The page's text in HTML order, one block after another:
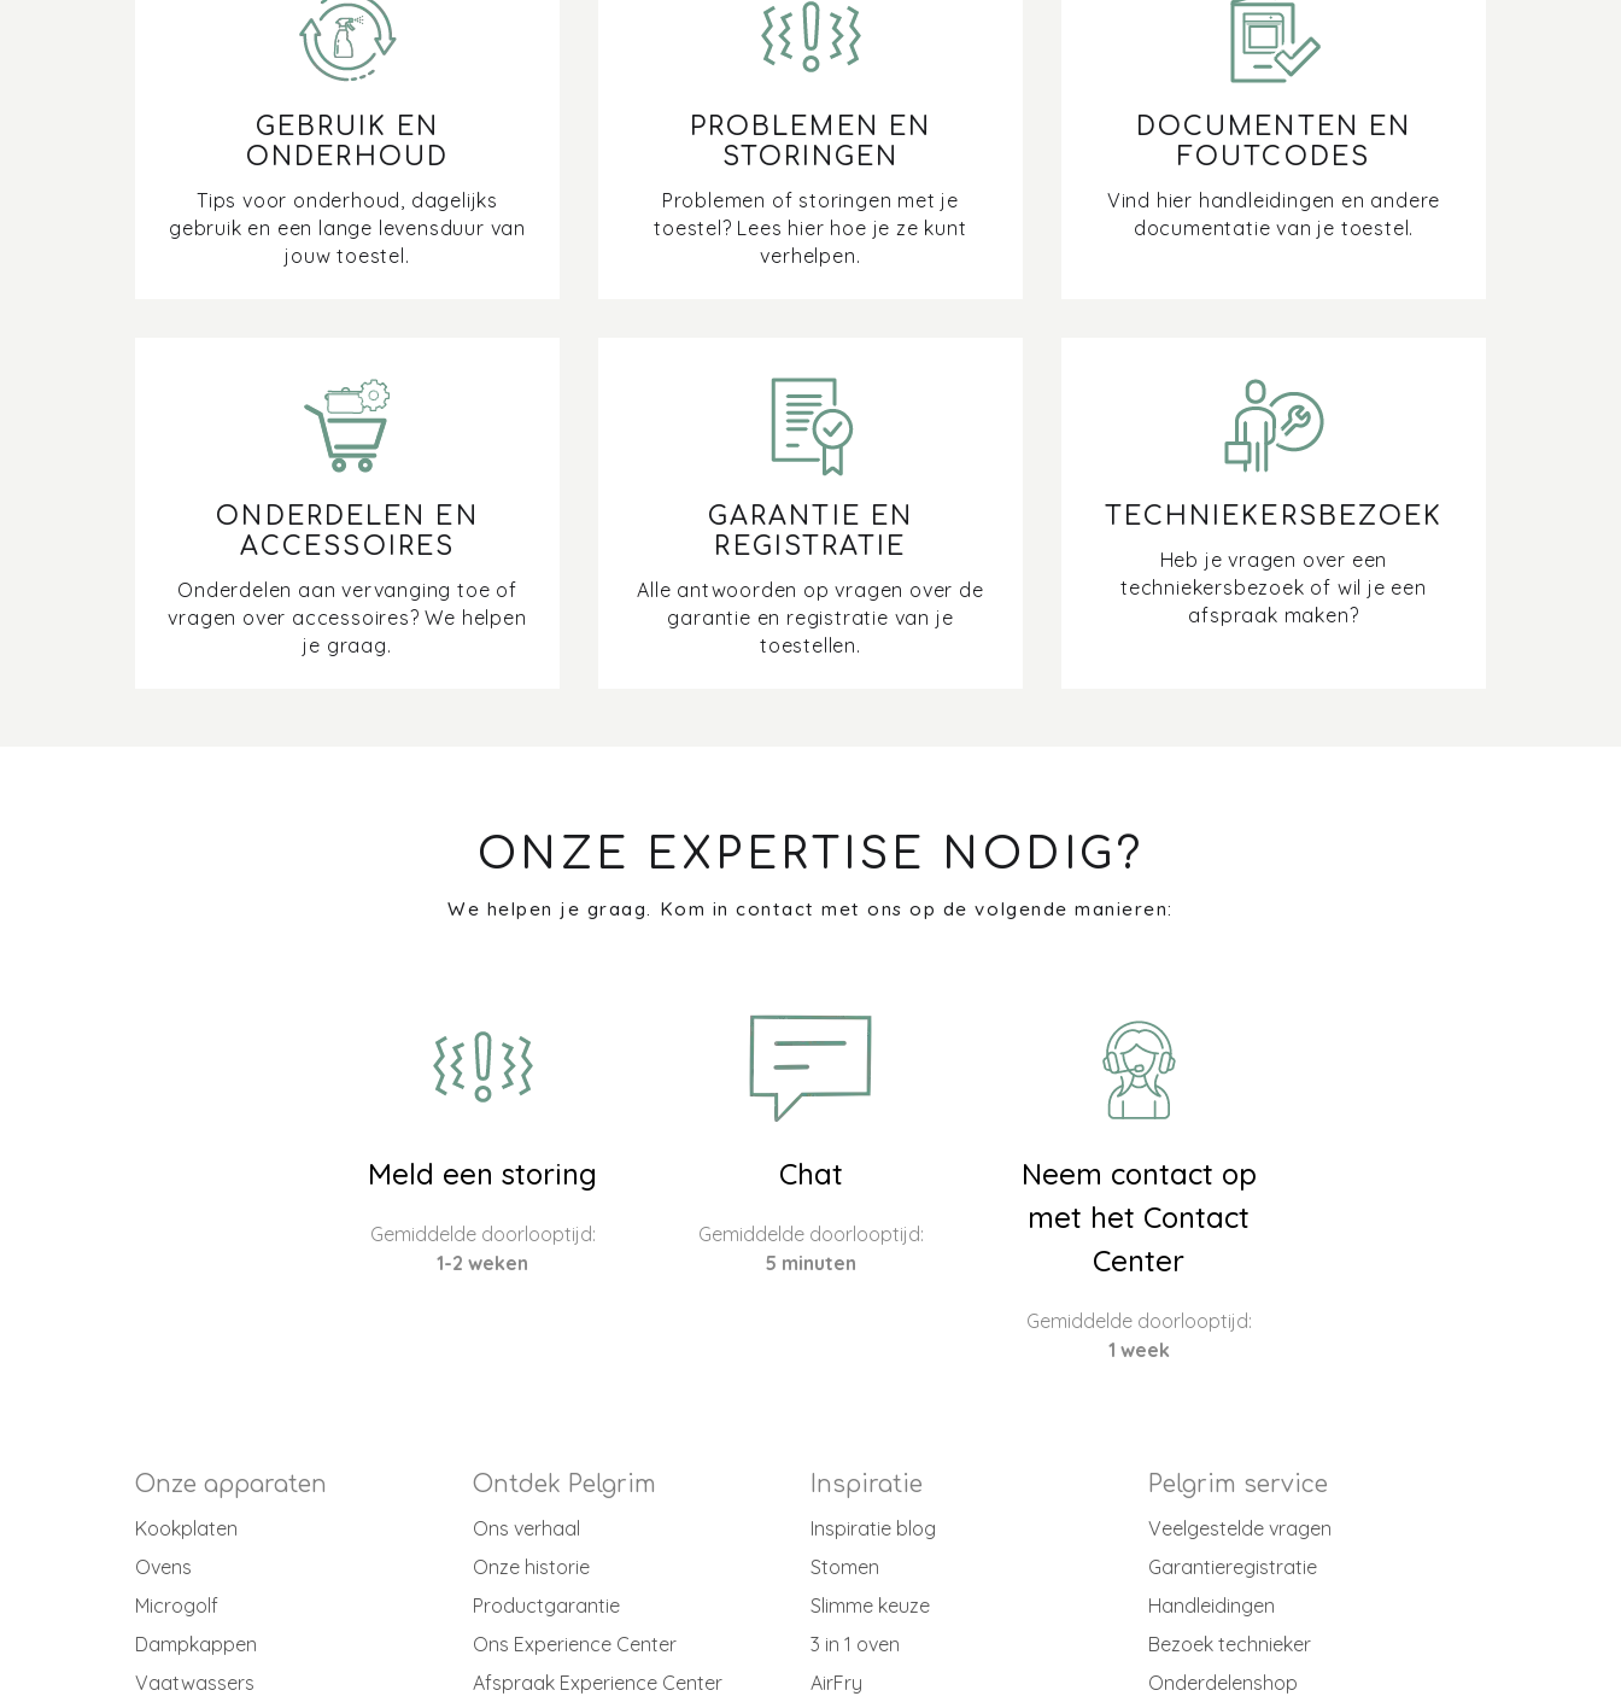
GEBRUIK EN
ONDERHOUD
Tips voor onderhoud, dagelijks
gebruik en een lange levensduur van
jouw toestel.
PROBLEMEN EN
STORINGEN
Problemen of storingen met je
toestel? Lees hier hoe je ze kunt
verhelpen.
DOCUMENTEN EN
FOUTCODES
Vind hier handleidingen en andere
documentatie van je toestel.
ONDERDELEN EN
ACCESSOIRES
Onderdelen aan vervanging toe of
vragen over accessoires? We helpen
je graag.
GARANTIE EN
REGISTRATIE
Alle antwoorden op vragen over de
garantie en registratie van je
toestellen.
TECHNIEKERSBEZOEK
Heb je vragen over een
techniekersbezoek of wil je een
afspraak maken?
ONZE EXPERTISE NODIG?
We helpen je graag. Kom in contact met ons op de volgende manieren:
Meld een storing
Gemiddelde doorlooptijd:
1-2 weken
Chat
Gemiddelde doorlooptijd:
5 minuten
Neem contact op
met het Contact
Center
Gemiddelde doorlooptijd:
1 week
Onze apparaten
Kookplaten
Ovens
Microgolf
Dampkappen
Vaatwassers
Ontdek Pelgrim
Ons verhaal
Onze historie
Productgarantie
Ons Experience Center
Afspraak Experience Center
Inspiratie
Inspiratie blog
Stomen
Slimme keuze
3 in 1 oven
AirFry
Pelgrim service
Veelgestelde vragen
Garantieregistratie
Handleidingen
Bezoek technieker
Onderdelenshop